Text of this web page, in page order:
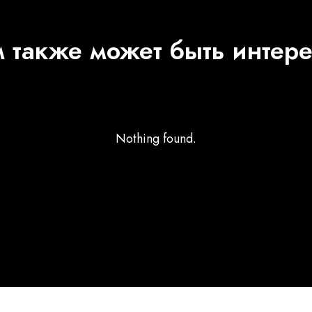
также может быть
Nothing found.